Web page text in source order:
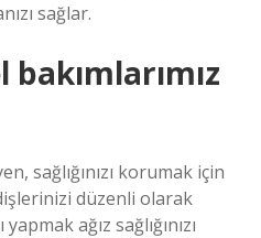
sağlar.
sağlığınızı korumak için
düzenli olarak
ağız sağlığınızı